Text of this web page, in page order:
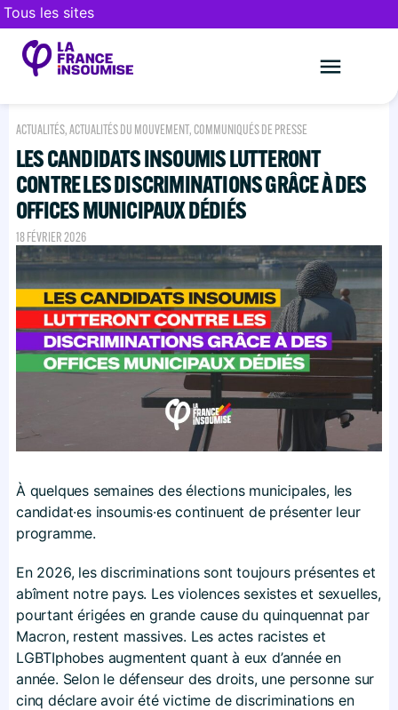
Tous les sites
ACTUALITÉS,ACTUALITÉS DU MOUVEMENT, COMMUNIQUÉS DE PRESSE
LES CANDIDATS INSOUMIS LUTTERONT
CONTRE LES DISCRIMINATIONS GRÂCE À DES
OFFICES MUNICIPAUX DÉDIÉS
18 FÉVRIER 2026
À quelques semaines des élections municipales, les
candidat·es insoumis·es continuent de présenter leur
programme.
En 2026, les discriminations sont toujours présentes et
abîment notre pays. Les violences sexistes et sexuelles,
pourtant érigées en grande cause du quinquennat par
Macron, restent massives. Les actes racistes et
LGBTIphobes augmentent quant à eux d’année en
année. Selon le défenseur des droits, une personne sur
cinq déclare avoir été victime de discriminations en